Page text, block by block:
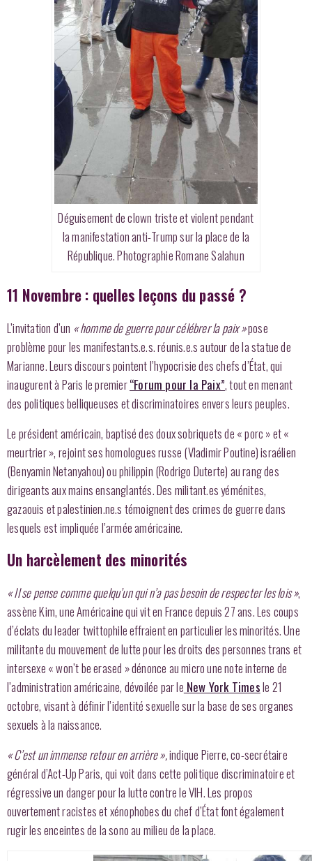
Déguisement de clown triste et violent pendant
la manifestation anti-Trump sur la place de la
République. Photographie Romane Salahun
11 Novembre : quelles leçons du passé ?
L’invitation d’un « homme de guerre pour célébrer la paix »pose
problème pour les manifestants.e.s. réunis.e.s autour de la statue de
Marianne. Leurs discours pointent l’hypocrisie des chefs d’État, qui
inaugurent à Paris le premier“Forum pour la Paix”, tout en menant
des politiques belliqueuses et discriminatoires envers leurs peuples.
Le président américain, baptisé des doux sobriquets de « porc » et «
meurtrier », rejoint ses homologues russe (Vladimir Poutine) israélien
(Benyamin Netanyahou) ou philippin (Rodrigo Duterte) au rang des
dirigeants aux mains ensanglantés. Des militant.es yéménites,
gazaouis et palestinien.ne.s témoignent des crimes de guerre dans
lesquels est impliquée l’armée américaine.
Un harcèlement des minorités
« Il se pense comme quelqu’un qui n’a pas besoin de respecter les lois »,
assène Kim, une Américaine qui vit en France depuis 27 ans. Les coups
d’éclats du leader twittophile effraient en particulier les minorités. Une
militante du mouvement de lutte pour les droits des personnes trans et
intersexe « won’t be erased » dénonce au micro une note interne de
l’administration américaine, dévoilée par le New York Timesle 21
octobre, visant à définir l’identité sexuelle sur la base de ses organes
sexuels à la naissance.
« C’est un immense retour en arrière »,indique Pierre, co-secrétaire
général d’Act-Up Paris, qui voit dans cette politique discriminatoire et
régressive un danger pour la lutte contre le VIH. Les propos
ouvertement racistes et xénophobes du chef d’État font également
rugir les enceintes de la sono au milieu de la place.